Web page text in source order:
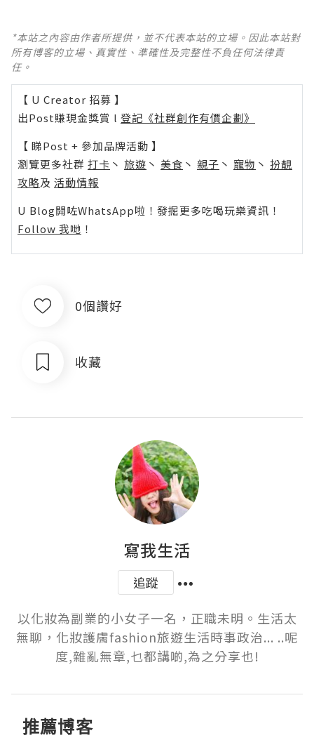
*本站之內容由作者所提供，並不代表本站的立場。因此本站對
所有博客的立場、真實性、準確性及完整性不負任何法律責
任。
【 U Creator 招募 】
出Post賺現金獎賞 l 登記《社群創作有價企劃》
【 睇Post + 參加品牌活動 】
瀏覽更多社群 打卡 丶 旅遊 丶 美食 丶 親子 丶 寵物 丶 扮靚
攻略及 活動情報
U Blog開咗WhatsApp啦！發掘更多吃喝玩樂資訊！
Follow 我哋 ！
0個讚好
收藏
寫我生活
追蹤
以化妝為副業的小女子一名，正職未明。生活太
無聊，化妝護膚fashion旅遊生活時事政治... ..呢
度,雜亂無章,乜都講啲,為之分享也!
推薦博客